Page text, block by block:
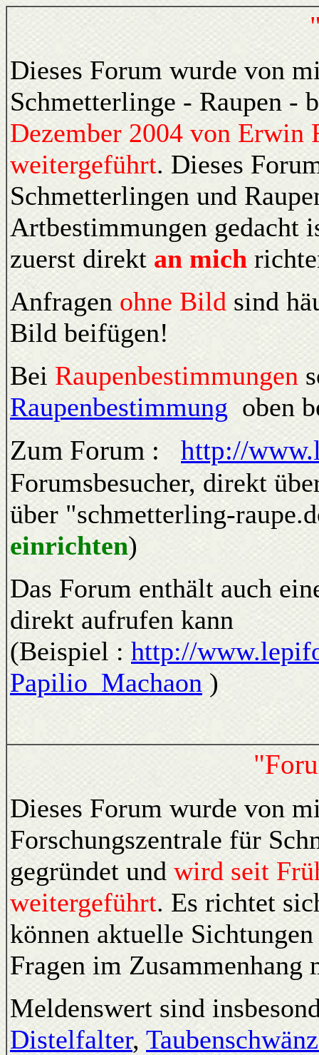
Dieses Forum wurde von
Schmetterlinge - Raupen -
Dezember 2004 von Erwin
weitergeführt. Dieses
Schmetterlingen und
Artbestimmungen gedacht
zuerst direkt an mich
Anfragen ohne Bild sind
Bild beifügen!
Bei Raupenbestimmungen
Raupenbestimmung oben
Zum Forum : http://
Forumsbesucher, direkt
über "schmetterling-
einrichten)
Das Forum enthält auch
direkt aufrufen kann
(Beispiel : http://
Papilio_Machaon )
Dieses Forum wurde von
Forschungszentrale für
gegründet und wird seit
weitergeführt. Es richtet
können aktuelle
Fragen im
Meldenswert sind
Distelfalter,